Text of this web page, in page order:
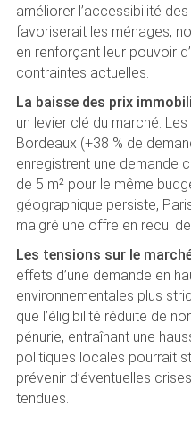
améliorer l’accessibilité
favoriserait les ménages,
en renforçant leur pouvoir
contraintes actuelles.
La baisse des prix
un levier clé du marché.
Bordeaux (+38 % de
enregistrent une demande
de 5 m² pour le même
géographique persiste,
malgré une offre en recul de
Les tensions sur le
effets d’une demande en
environnementales plus
que l’éligibilité réduite de
pénurie, entraînant une
politiques locales pourrait
prévenir d’éventuelles
tendues.